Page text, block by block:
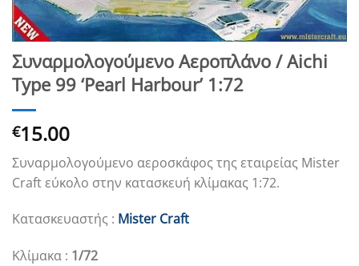
Συναρμολογούμενο Αεροπλάνο / Aichi
Type 99 ‘Pearl Harbour’ 1:72
€15.00
Συναρμολογούμενο αεροσκάφος της εταιρείας Mister
Craft εύκολο στην κατασκευή κλίμακας 1:72.
Κατασκευαστής : Mister Craft
Κλίμακα : 1/72